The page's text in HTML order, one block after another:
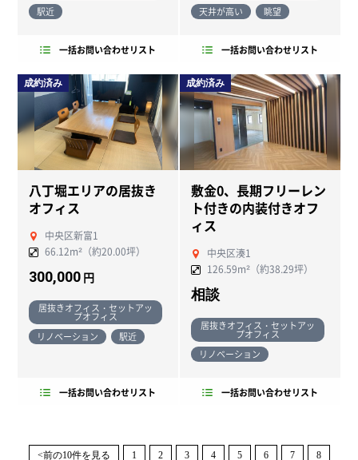
駅近
一括お問い合わせリスト
天井が高い
眺望
一括お問い合わせリスト
成約済み
八丁堀エリアの居抜き
オフィス
中央区新富1
66.12m²（約20.00坪）
300,000 円
居抜きオフィス・セットアッ
プオフィス
リノベーション
駅近
一括お問い合わせリスト
成約済み
敷金0、長期フリーレン
ト付きの内装付きオフ
ィス
中央区湊1
126.59m²（約38.29坪）
相談
居抜きオフィス・セットアッ
プオフィス
リノベーション
一括お問い合わせリスト
<前の10件を見る 1 2 3 4 5 6 7 8